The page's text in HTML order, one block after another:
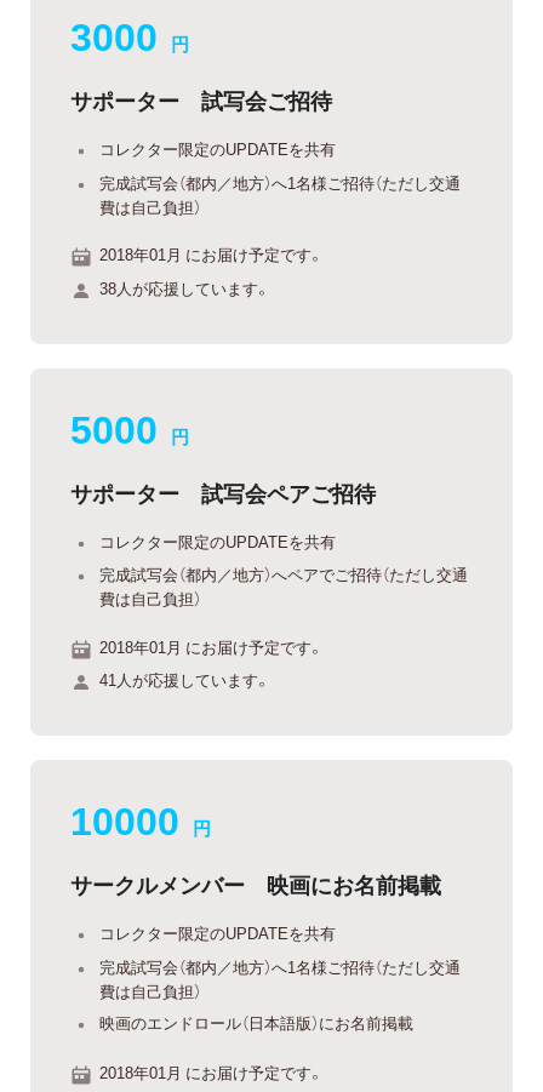
3000 円
サポーター 試写会ご招待
コレクター限定のUPDATEを共有
完成試写会（都内／地方）へ1名様ご招待（ただし交通
費は自己負担）
2018年01月 にお届け予定です。
38人が応援しています。
5000 円
サポーター 試写会ペアご招待
コレクター限定のUPDATEを共有
完成試写会（都内／地方）へペアでご招待（ただし交通
費は自己負担）
2018年01月 にお届け予定です。
41人が応援しています。
10000 円
サークルメンバー 映画にお名前掲載
コレクター限定のUPDATEを共有
完成試写会（都内／地方）へ1名様ご招待（ただし交通
費は自己負担）
映画のエンドロール（日本語版）にお名前掲載
2018年01月 にお届け予定です。